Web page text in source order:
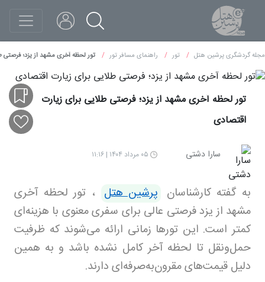
مجله گردشگری پرشین هتل تور راهنمای مسافر تور تور لحظه آخری مشهد از یزد؛ فرصتی
تور لحظه آخری مشهد از یزد؛ فرصتی طلایی برای زیارت
اقتصادی
سارا دشتی ۰۵ مرداد ۱۴۰۴ | ۱۱:۱۶
به گفته کارشناسان پرشین هتل ، تور لحظه آخری
مشهد از یزد فرصتی عالی برای سفری معنوی با هزینه‌ای
کمتر است. این تورها زمانی ارائه می‌شوند که ظرفیت
حمل‌ونقل تا لحظه آخر کامل نشده باشد و به همین
دلیل قیمت‌های مقرون‌به‌صرفه‌ای دارند.